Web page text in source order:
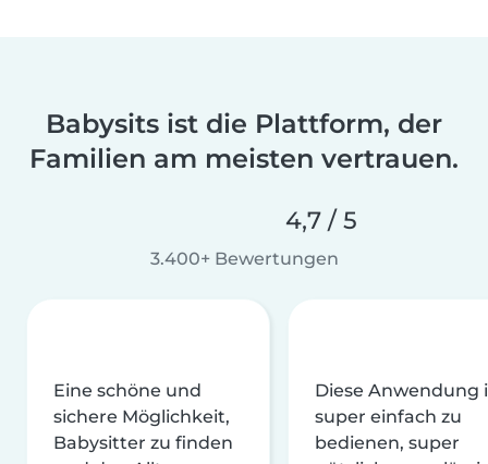
Babysits ist die Plattform, der
Familien am meisten vertrauen.
4,7 / 5
3.400+ Bewertungen
Eine schöne und
sichere Möglichkeit,
Babysitter zu finden
Diese Anwendung
super einfach zu
bedienen, super